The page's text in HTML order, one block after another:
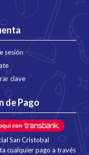
sesión
clave
de Pago
San Cristobal
cualquier pago a través